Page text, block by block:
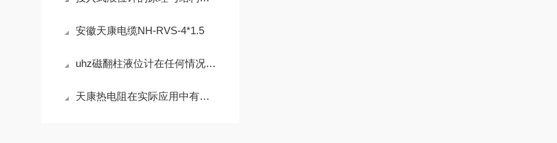
安徽天康电缆NH-RVS-4*1.5
uhz磁翻柱液位计在任何情况下都非常安全可靠
天康热电阻在实际应用中有以下4个种类